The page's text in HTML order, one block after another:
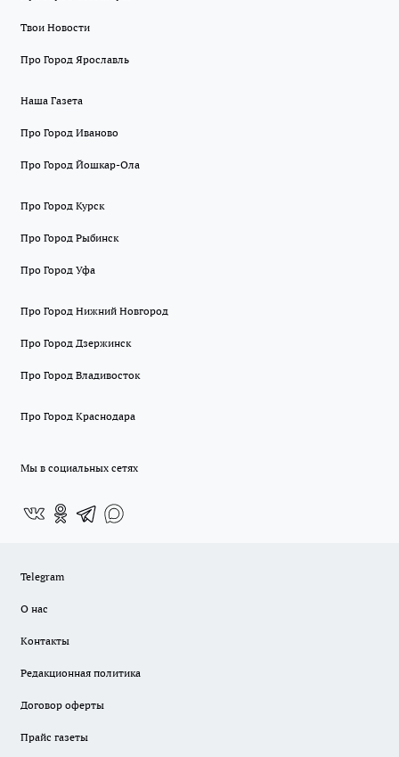
Твои Новости
Про Город Ярославль
Наша Газета
Про Город Иваново
Про Город Йошкар-Ола
Про Город Курск
Про Город Рыбинск
Про Город Уфа
Про Город Нижний Новгород
Про Город Дзержинск
Про Город Владивосток
Про Город Краснодара
Мы в социальных сетях
Telegram
О нас
Контакты
Редакционная политика
Договор оферты
Прайс газеты